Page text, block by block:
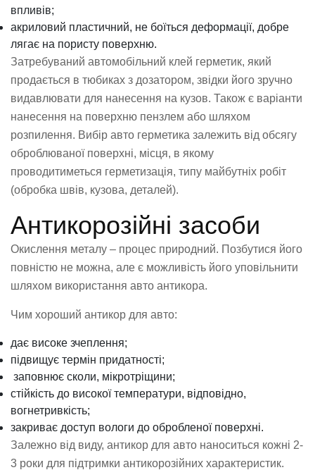
впливів;
акриловий пластичний, не боїться деформації, добре
лягає на пористу поверхню.
Затребуваний автомобільний клей герметик, який
продається в тюбиках з дозатором, звідки його зручно
видавлювати для нанесення на кузов. Також є варіанти
нанесення на поверхню пензлем або шляхом
розпилення. Вибір авто герметика залежить від обсягу
оброблюваної поверхні, місця, в якому
проводитиметься герметизація, типу майбутніх робіт
(обробка швів, кузова, деталей).
Антикорозійні засоби
Окислення металу – процес природний. Позбутися його
повністю не можна, але є можливість його уповільнити
шляхом використання авто антикора.
Чим хороший антикор для авто:
дає високе зчеплення;
підвищує термін придатності;
заповнює сколи, мікротріщини;
стійкість до високої температури, відповідно,
вогнетривкість;
закриває доступ вологи до обробленої поверхні.
Залежно від виду, антикор для авто наноситься кожні 2-
3 роки для підтримки антикорозійних характеристик.